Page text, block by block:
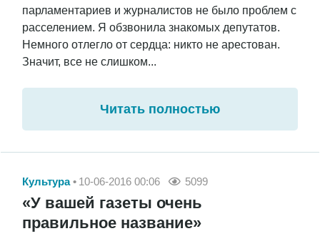
парламентариев и журналистов не было проблем с
расселением. Я обзвонила знакомых депутатов.
Немного отлегло от сердца: никто не арестован.
Значит, все не слишком...
Читать полностью
Культура 10-06-2016 00:06 5099
«У вашей газеты очень
правильное название»